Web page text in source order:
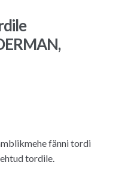
fänni tordi
tordile.